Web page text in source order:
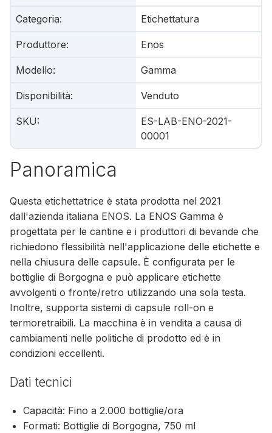
Categoria: Etichettatura
Produttore: Enos
Modello: Gamma
Disponibilità: Venduto
SKU:
ES-LAB-ENO-2021-
00001
Panoramica
Questa etichettatrice è stata prodotta nel 2021
dall'azienda italiana ENOS. La ENOS Gamma è
progettata per le cantine e i produttori di bevande che
richiedono flessibilità nell'applicazione delle etichette e
nella chiusura delle capsule. È configurata per le
bottiglie di Borgogna e può applicare etichette
avvolgenti o fronte/retro utilizzando una sola testa.
Inoltre, supporta sistemi di capsule roll-on e
termoretraibili. La macchina è in vendita a causa di
cambiamenti nelle politiche di prodotto ed è in
condizioni eccellenti.
Dati tecnici
Capacità: Fino a 2.000 bottiglie/ora
Formati: Bottiglie di Borgogna, 750 ml